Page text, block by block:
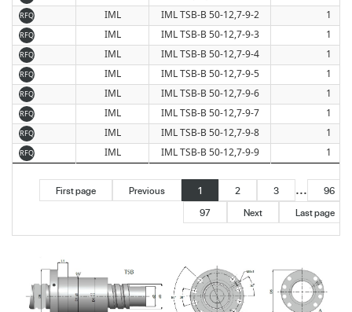
RFQ IML IML TSB-B 50-12,7-9-2 1
RFQ IML IML TSB-B 50-12,7-9-3 1
RFQ IML IML TSB-B 50-12,7-9-4 1
RFQ IML IML TSB-B 50-12,7-9-5 1
RFQ IML IML TSB-B 50-12,7-9-6 1
RFQ IML IML TSB-B 50-12,7-9-7 1
RFQ IML IML TSB-B 50-12,7-9-8 1
RFQ IML IML TSB-B 50-12,7-9-9 1
First page Previous 1 2 3 ...
96
97
Next Last page